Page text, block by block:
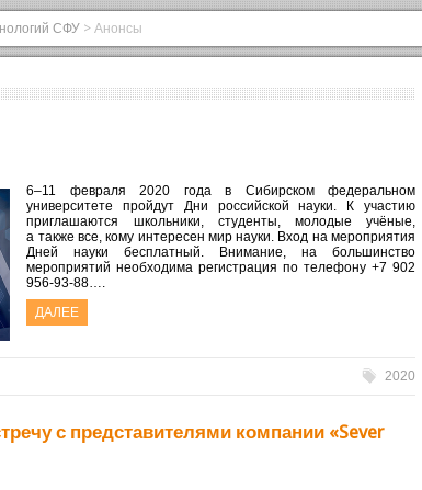
СФУ > Анонсы
6–11 февраля 2020 года в Сибирском федеральном
университете пройдут Дни российской науки. К участию
приглашаются школьники, студенты, молодые учёные,
а также все, кому интересен мир науки. Вход на мероприятия
Дней науки бесплатный. Внимание, на большинство
мероприятий необходима регистрация по телефону +7 902
956-93-88….
ДАЛЕЕ
2020
с представителями компании «Sever